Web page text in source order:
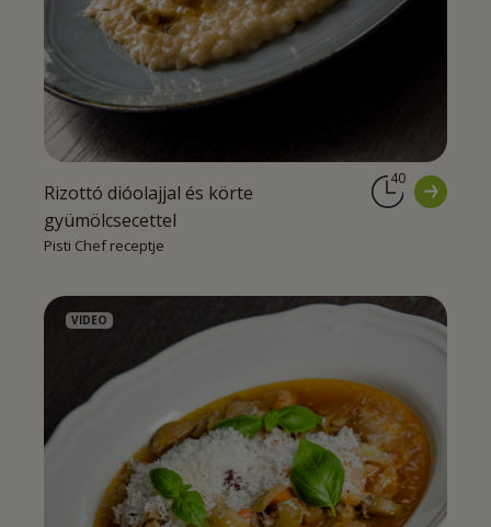
Rizottó dióolajjal és körte
gyümölcsecettel
Pisti Chef receptje
40
VIDEO